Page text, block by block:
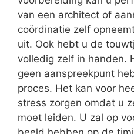
van een architect of
coördinatie zelf
uit. Ook hebt u de
volledig zelf in handen.
geen aanspreekpunt
proces. Het kan voor
stress zorgen omdat u
moet leiden. U zal op